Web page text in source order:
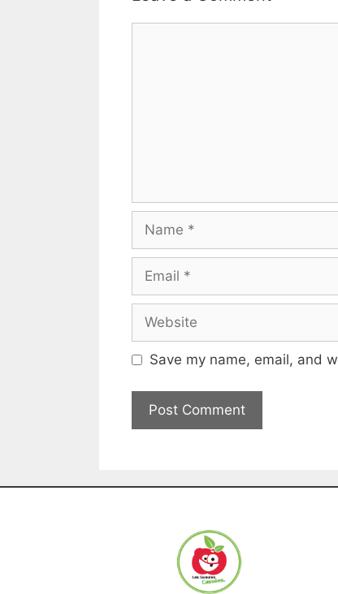
Save my name, email, and